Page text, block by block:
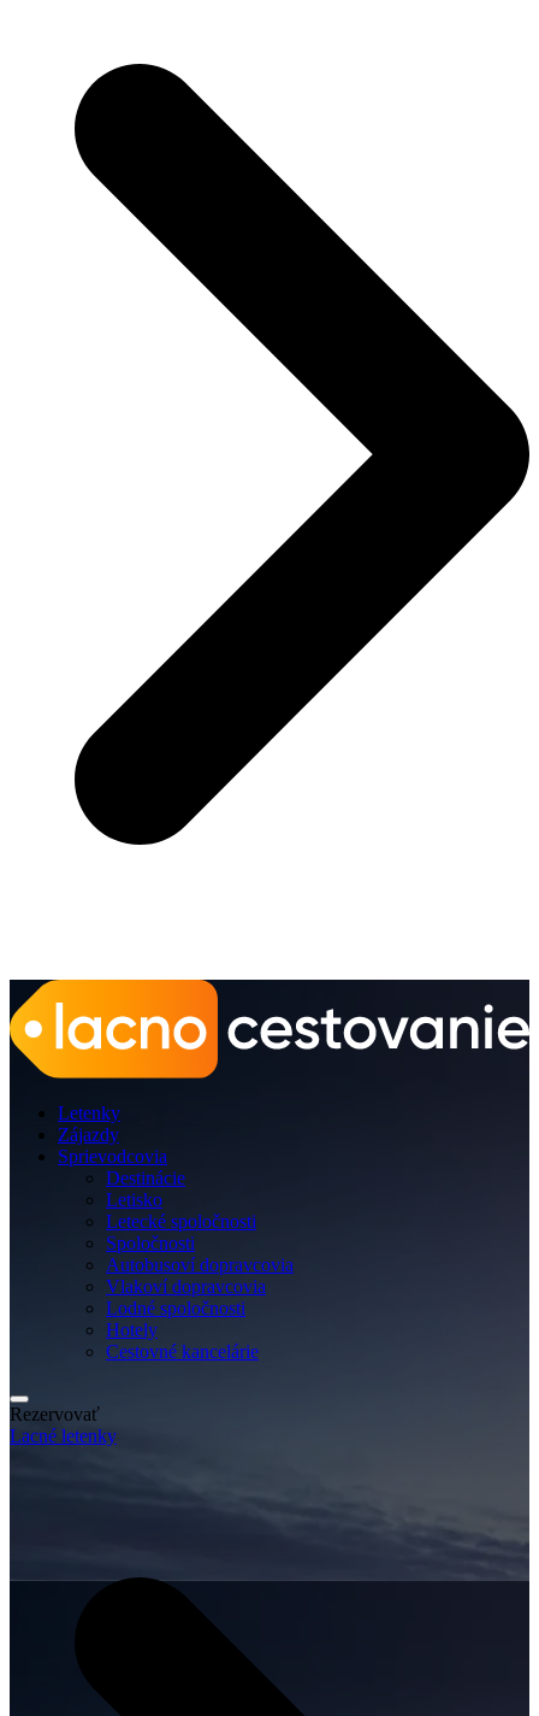
Letenky
Zájazdy
Sprievodcovia
Destinácie
Letisko
Letecké spoločnosti
Spoločnosti
Autobusoví dopravcovia
Vlakoví dopravcovia
Lodné spoločnosti
Hotely
Cestovné kancelárie
Rezervovať
Lacné letenky